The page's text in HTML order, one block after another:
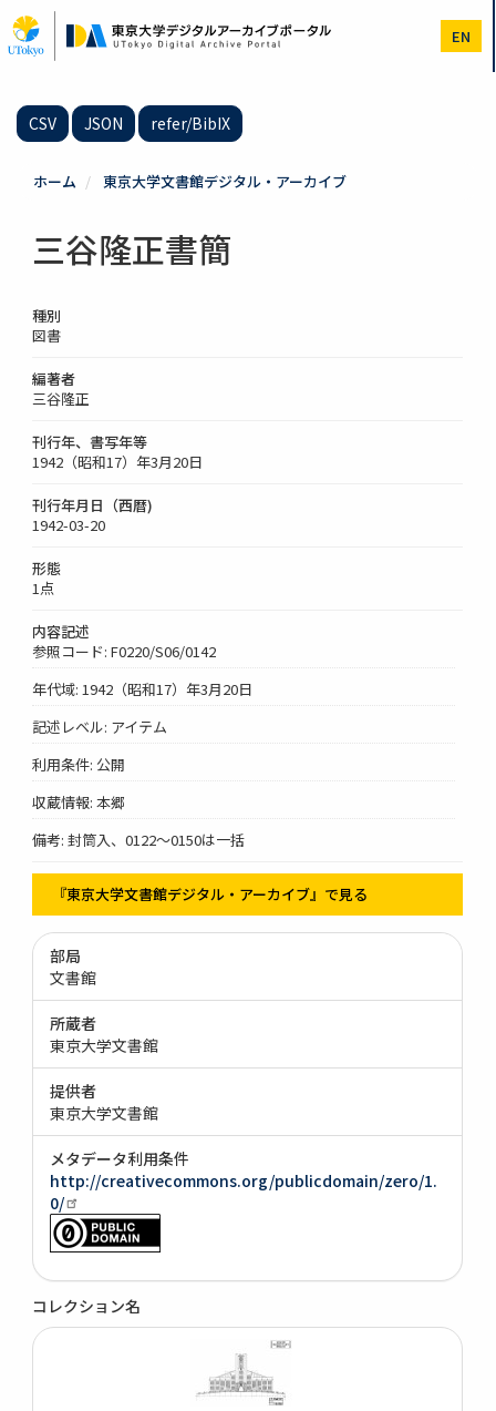
イ
ン
EN
CSV JSON refer/BibIX
ホーム 東京大学文書館デジタル・アーカイブ
三谷隆正書簡
種別
図書
編著者
三谷隆正
刊行年、書写年等
1942（昭和17）年3月20日
刊行年月日（西暦)
1942-03-20
形態
1点
内容記述
参照コード: F0220/S06/0142
年代域: 1942（昭和17）年3月20日
記述レベル: アイテム
利用条件: 公開
収蔵情報: 本郷
備考: 封筒入、0122～0150は一括
『東京大学文書館デジタル・アーカイブ』で見る
部局
文書館
所蔵者
東京大学文書館
提供者
東京大学文書館
メタデータ利用条件
http://creativecommons.org/publicdomain/zero/1.
0/
コレクション名